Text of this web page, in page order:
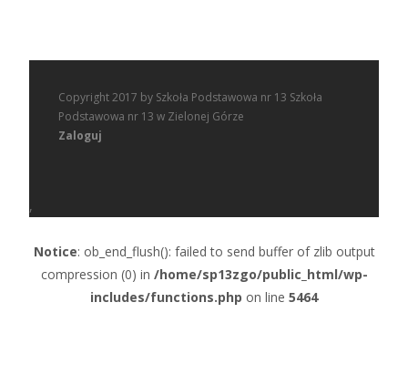
Copyright 2017 by Szkoła Podstawowa nr 13 Szkoła
Podstawowa nr 13 w Zielonej Górze
Zaloguj
,
Notice: ob_end_flush(): failed to send buffer of zlib output
compression (0) in /home/sp13zgo/public_html/wp-
includes/functions.php on line 5464